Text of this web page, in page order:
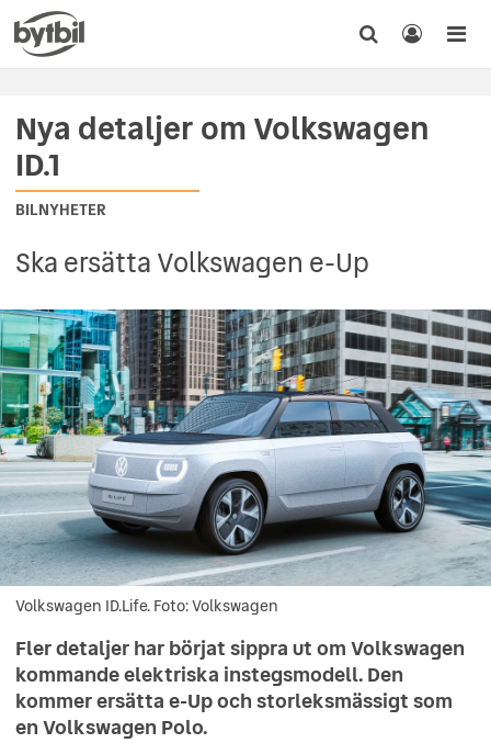
Nya detaljer om Volkswagen
ID.1
BILNYHETER
Ska ersätta Volkswagen e-Up
Volkswagen ID.Life. Foto: Volkswagen
Volkswagen ID.Life. Foto: Volkswagen
Fler detaljer har börjat sippra ut om Volkswagen
kommande elektriska instegsmodell. Den
kommer ersätta e-Up och storleksmässigt som
en Volkswagen Polo.